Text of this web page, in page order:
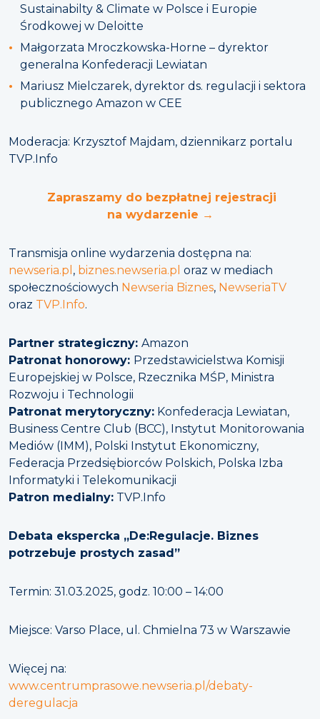
Sustainabilty & Climate w Polsce i Europie
Środkowej w Deloitte
Małgorzata Mroczkowska-Horne – dyrektor
generalna Konfederacji Lewiatan
Mariusz Mielczarek, dyrektor ds. regulacji i sektora
publicznego Amazon w CEE
Moderacja: Krzysztof Majdam, dziennikarz portalu
TVP.Info
Zapraszamy do bezpłatnej rejestracji
na wydarzenie →
Transmisja online wydarzenia dostępna na:
newseria.pl , biznes.newseria.pl oraz w mediach
społecznościowych Newseria Biznes, NewseriaTV
oraz TVP.Info.
Partner strategiczny: Amazon
Patronat honorowy: Przedstawicielstwa Komisji
Europejskiej w Polsce, Rzecznika MŚP, Ministra
Rozwoju i Technologii
Patronat merytoryczny: Konfederacja Lewiatan,
Business Centre Club (BCC), Instytut Monitorowania
Mediów (IMM), Polski Instytut Ekonomiczny,
Federacja Przedsiębiorców Polskich, Polska Izba
Informatyki i Telekomunikacji
Patron medialny: TVP.Info
Debata ekspercka „De:Regulacje. Biznes
potrzebuje prostych zasad”
Termin: 31.03.2025, godz. 10:00 – 14:00
Miejsce: Varso Place, ul. Chmielna 73 w Warszawie
Więcej na:
www.centrumprasowe.newseria.pl/debaty-
deregulacja